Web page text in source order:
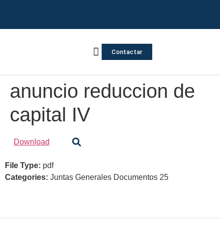
Contactar
anuncio reduccion de
capital IV
Download
File Type: pdf
Categories: Juntas Generales Documentos 25